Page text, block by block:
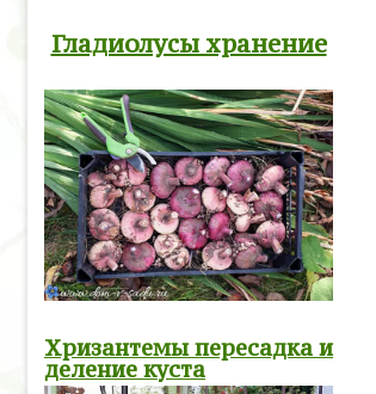
Гладиолусы хранение
Хризантемы пересадка и
деление куста